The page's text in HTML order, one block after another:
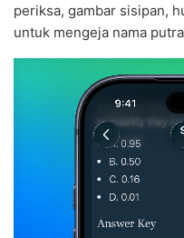
periksa, gambar sisipan,
untuk mengeja nama